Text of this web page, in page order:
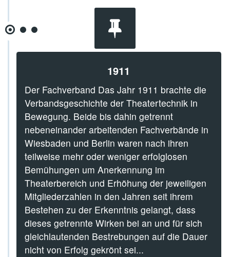
1911
Der Fachverband Das Jahr 1911 brachte die
Verbandsgeschichte der Theatertechnik in
Bewegung. Beide bis dahin getrennt
nebeneinander arbeitenden Fachverbände in
Wiesbaden und Berlin waren nach ihren
teilweise mehr oder weniger erfolglosen
Bemühungen um Anerkennung im
Theaterbereich und Erhöhung der jeweiligen
Mitgliederzahlen in den Jahren seit ihrem
Bestehen zu der Erkenntnis gelangt, dass
dieses getrennte Wirken bei an und für sich
gleichlautenden Bestrebungen auf die Dauer
nicht von Erfolg gekrönt sei...